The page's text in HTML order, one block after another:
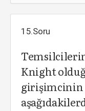
15.Soru
Knight
girişimcinin